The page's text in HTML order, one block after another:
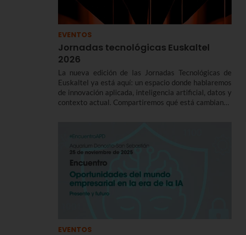
EVENTOS
Jornadas tecnológicas Euskaltel
2026
La nueva edición de las Jornadas Tecnológicas de
Euskaltel ya está aquí: un espacio donde hablaremos
de innovación aplicada, inteligencia artificial, datos y
contexto actual. Compartiremos qué está cambiando
EVENTOS